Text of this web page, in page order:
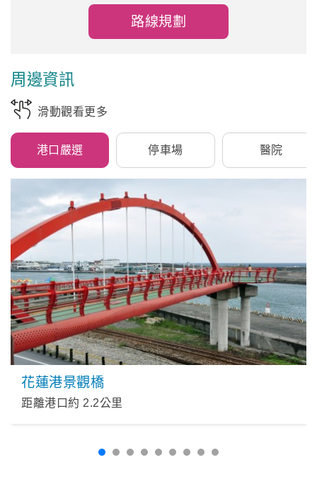
路線規劃
周邊資訊
滑動觀看更多
港口嚴選 停車場 醫院
花蓮港景觀橋
距離港口約 2.2公里